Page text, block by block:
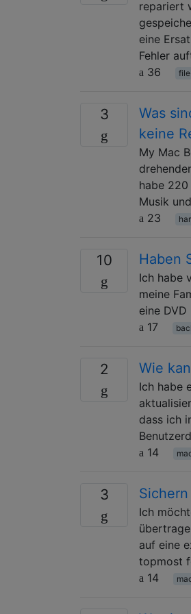
repariert
eine
Fehler
36
3
Was
keine
My Mac
habe
Musik
23
10 Haben
Ich habe
meine
eine
17
2 Wie
Ich habe
dass ich
14
3
Ich
auf eine
topmost
14